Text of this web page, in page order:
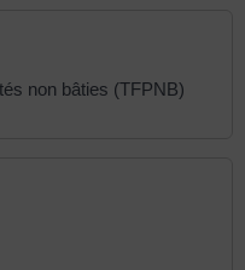
non bâties (TFPNB)